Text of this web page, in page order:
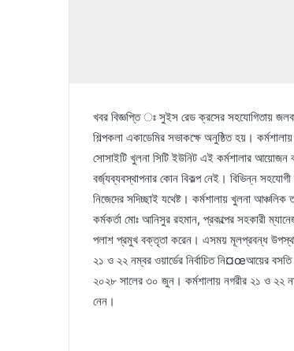
খবর বিজ্ঞপ্তি ঃ সুইস রেড ক্রসের সহযোগিতায়
শিল্পকলা একাডেমির সভাকক্ষে অনুষ্ঠিত হয়।
সোসাইটি খুলনা সিটি ইউনিট এই কর্মশালার আয়োজন
বর্জ্যব্যবস্থাপনার কোন বিকল্প নেই। বিভিন্ন
নিজেদের সদিচ্ছাই যথেষ্ট। কর্মশালায় খুলনা
কর্মকর্তা মোঃ আনিসুর রহমান, প্রকল্পের সহকারী
পলাশ প্রমুখ বক্তৃতা করেন। এসময় মূলপ্রবন্ধ
২১ ও ২২ নম্বর ওয়ার্ডের নির্বাচিত নি¤œআয়ের
২০২৮ সালের ৩০ জুন। কর্মশালায় নগরীর ২১ ও ২২
নেন।